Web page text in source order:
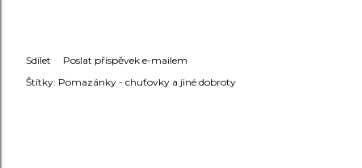
Sdílet
Poslat příspěvek e-mailem
Štítky: Pomazánky - chuťovky a jiné dobroty